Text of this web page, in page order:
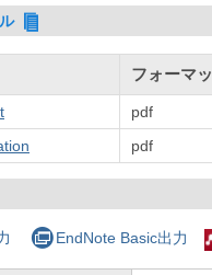
フォーマ
pdf
pdf
EndNote Basic出力